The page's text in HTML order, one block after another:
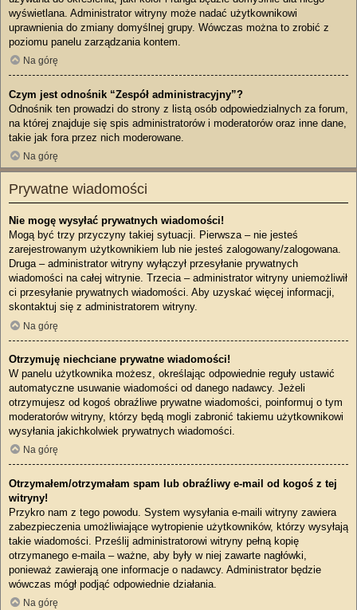
wyświetlana. Administrator witryny może nadać użytkownikowi
uprawnienia do zmiany domyślnej grupy. Wówczas można to zrobić z
poziomu panelu zarządzania kontem.
Na górę
Czym jest odnośnik “Zespół administracyjny”?
Odnośnik ten prowadzi do strony z listą osób odpowiedzialnych za forum,
na której znajduje się spis administratorów i moderatorów oraz inne dane,
takie jak fora przez nich moderowane.
Na górę
Prywatne wiadomości
Nie mogę wysyłać prywatnych wiadomości!
Mogą być trzy przyczyny takiej sytuacji. Pierwsza – nie jesteś
zarejestrowanym użytkownikiem lub nie jesteś zalogowany/zalogowana.
Druga – administrator witryny wyłączył przesyłanie prywatnych
wiadomości na całej witrynie. Trzecia – administrator witryny uniemożliwił
ci przesyłanie prywatnych wiadomości. Aby uzyskać więcej informacji,
skontaktuj się z administratorem witryny.
Na górę
Otrzymuję niechciane prywatne wiadomości!
W panelu użytkownika możesz, określając odpowiednie reguły ustawić
automatyczne usuwanie wiadomości od danego nadawcy. Jeżeli
otrzymujesz od kogoś obraźliwe prywatne wiadomości, poinformuj o tym
moderatorów witryny, którzy będą mogli zabronić takiemu użytkownikowi
wysyłania jakichkolwiek prywatnych wiadomości.
Na górę
Otrzymałem/otrzymałam spam lub obraźliwy e-mail od kogoś z tej
witryny!
Przykro nam z tego powodu. System wysyłania e-maili witryny zawiera
zabezpieczenia umożliwiające wytropienie użytkowników, którzy wysyłają
takie wiadomości. Prześlij administratorowi witryny pełną kopię
otrzymanego e-maila – ważne, aby były w niej zawarte nagłówki,
ponieważ zawierają one informacje o nadawcy. Administrator będzie
wówczas mógł podjąć odpowiednie działania.
Na górę